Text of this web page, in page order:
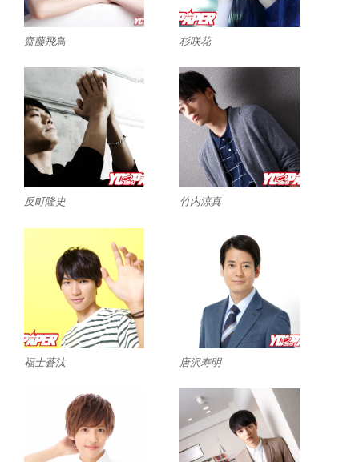
齋藤飛鳥 杉咲花
反町隆史 竹内涼真
福士蒼汰 唐沢寿明